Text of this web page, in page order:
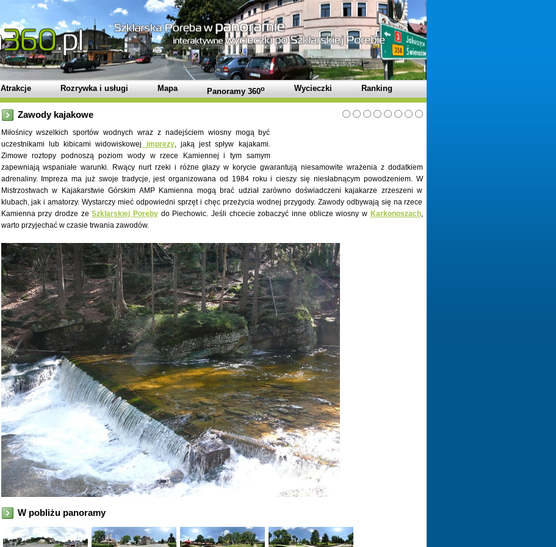
Atrakcje Rozrywka i usługi Mapa Panoramy 360o Wycieczki Ranking
Zawody kajakowe
Miłośnicy wszelkich sportów wodnych wraz z nadejściem wiosny mogą być
uczestnikami lub kibicami widowiskowej imprezy, jaką jest spływ kajakami.
Zimowe roztopy podnoszą poziom wody w rzece Kamiennej i tym samym
zapewniają wspaniałe warunki. Rwący nurt rzeki i różne głazy w korycie gwarantują niesamowite wrażenia z dodatkiem
adrenaliny. Impreza ma już swoje tradycje, jest organizowana od 1984 roku i cieszy się niesłabnącym powodzeniem. W
Mistrzostwach w Kajakarstwie Górskim AMP Kamienna mogą brać udział zarówno doświadczeni kajakarze zrzeszeni w
klubach, jak i amatorzy. Wystarczy mieć odpowiedni sprzęt i chęc przeżycia wodnej przygody. Zawody odbywają się na rzece
Kamienna przy drodze zeSzklarskiej Porębydo Piechowic. Jeśli chcecie zobaczyć inne oblicze wiosny w Karkonoszach,
warto przyjechać w czasie trwania zawodów.
W pobliżu panoramy